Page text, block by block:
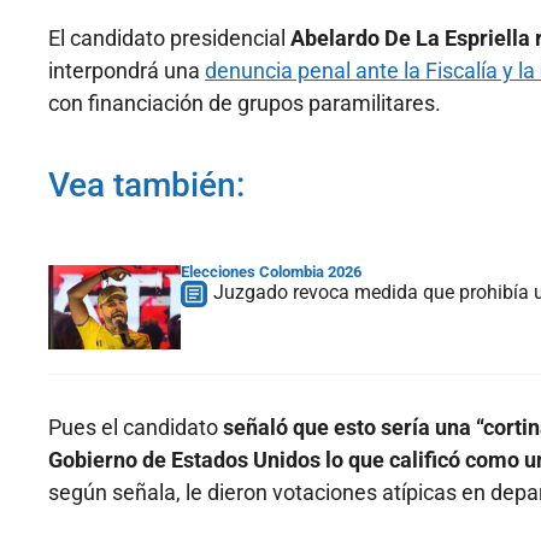
El candidato presidencial Abelardo De La Espriella
interpondrá una denuncia penal ante la Fiscalía y
con financiación de grupos paramilitares.
Vea también:
Elecciones Colombia 2026
Juzgado revoca medida que prohibía
Pues el candidatoseñaló que esto sería una
Gobierno de Estados Unidos lo que calificó como
según señala, le dieron votaciones atípicas en